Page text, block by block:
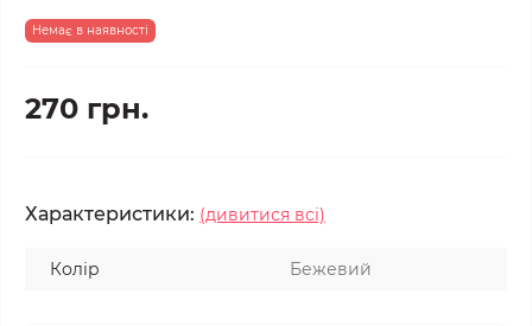
Немає в наявності
270 грн.
Характеристики: (дивитися всі)
Колір Бежевий